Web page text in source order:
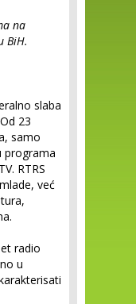
na
BiH.
slaba
23
samo
programa
RTRS
već
radio
u